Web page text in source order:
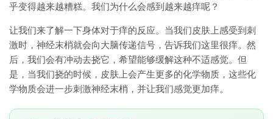
乎变得越来越糟糕。我们为什么会感到越来越痒呢？
让我们来了解一下身体对于痒的反应。当我们皮肤上感受到刺
激时，神经末梢就会向大脑传递信号，告诉我们这里很痒。然
后，我们会有冲动去挠它，希望能够缓解这种不适感觉。但
是，当我们挠的时候，皮肤上会产生更多的化学物质，这些化
学物质会进一步刺激神经末梢，并让我们感觉更加痒。